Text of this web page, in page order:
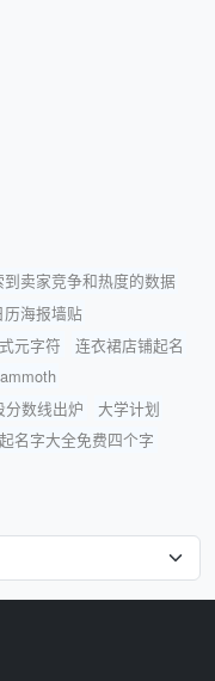
卖家竞争和热度的数据
历海报墙贴
元字符
连衣裙店铺起名
数线出炉
大学计划
名字大全免费四个字